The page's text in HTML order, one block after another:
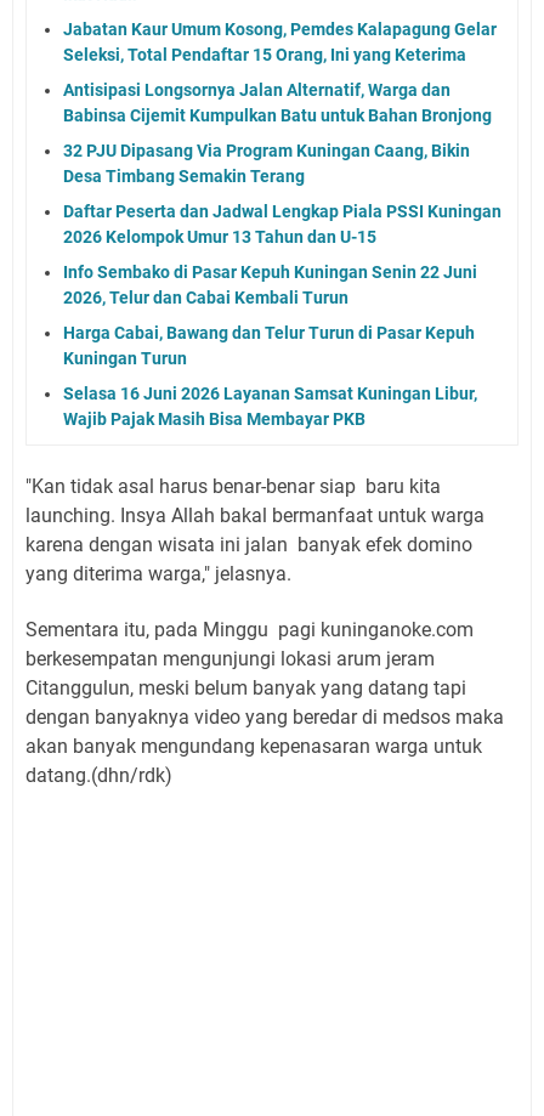
Jabatan Kaur Umum Kosong, Pemdes Kalapagung Gelar
Seleksi, Total Pendaftar 15 Orang, Ini yang Keterima
Antisipasi Longsornya Jalan Alternatif, Warga dan
Babinsa Cijemit Kumpulkan Batu untuk Bahan Bronjong
32 PJU Dipasang Via Program Kuningan Caang, Bikin
Desa Timbang Semakin Terang
Daftar Peserta dan Jadwal Lengkap Piala PSSI Kuningan
2026 Kelompok Umur 13 Tahun dan U-15
Info Sembako di Pasar Kepuh Kuningan Senin 22 Juni
2026, Telur dan Cabai Kembali Turun
Harga Cabai, Bawang dan Telur Turun di Pasar Kepuh
Kuningan Turun
Selasa 16 Juni 2026 Layanan Samsat Kuningan Libur,
Wajib Pajak Masih Bisa Membayar PKB
"Kan tidak asal harus benar-benar siap baru kita
launching. Insya Allah bakal bermanfaat untuk warga
karena dengan wisata ini jalan banyak efek domino
yang diterima warga," jelasnya.
Sementara itu, pada Minggu pagi kuninganoke.com
berkesempatan mengunjungi lokasi arum jeram
Citanggulun, meski belum banyak yang datang tapi
dengan banyaknya video yang beredar di medsos maka
akan banyak mengundang kepenasaran warga untuk
datang.(dhn/rdk)